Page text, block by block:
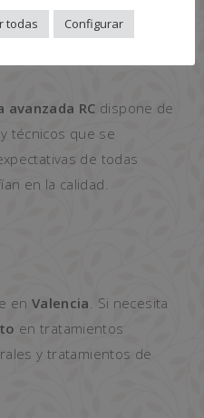
RC dispone de
técnicos que se
de todas
en la calidad.
en Valencia. Si necesita
en tratamientos
y tratamientos de
todas Configurar